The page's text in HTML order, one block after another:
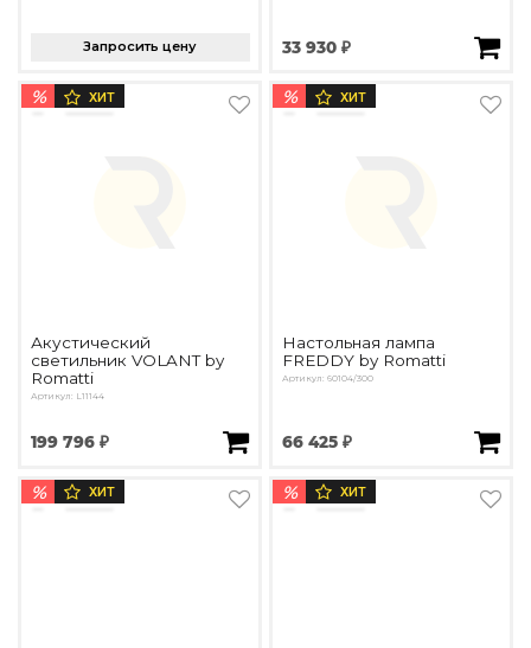
Запросить цену 33 930 ₽
% ХИТ
Акустический
светильник VOLANT by
Romatti
Артикул: L11144
199 796 ₽
% ХИТ
Настольная лампа
FREDDY by Romatti
Артикул: 60104/300
66 425 ₽
% ХИТ % ХИТ